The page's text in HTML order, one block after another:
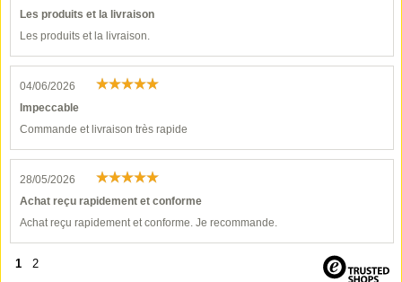
Les produits et la livraison
Les produits et la livraison.
04/06/2026
Impeccable
Commande et livraison très rapide
28/05/2026
Achat reçu rapidement et conforme
Achat reçu rapidement et conforme. Je recommande.
1 2